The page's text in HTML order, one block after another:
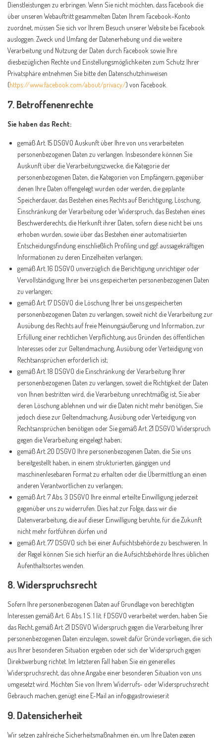
Dienstleistungen zu erbringen. Wenn Sie nicht möchten, dass Facebook die
über unseren Webauftritt gesammelten Daten Ihrem Facebook-Konto
zuordnet, müssen Sie sich vor Ihrem Besuch unserer Website bei Facebook
ausloggen. Zweck und Umfang der Datenerhebung und die weitere
Verarbeitung und Nutzung der Daten durch Facebook sowie Ihre
diesbezüglichen Rechte und Einstellungsmöglichkeiten zum Schutz Ihrer
Privatsphäre entnehmen Sie bitte den Datenschutzhinweisen
(https://www.facebook.com/about/privacy/) von Facebook.
7. Betroffenenrechte
Sie haben das Recht:
gemäß Art. 15 DSGVO Auskunft über Ihre von uns verarbeiteten
personenbezogenen Daten zu verlangen. Insbesondere können Sie
Auskunft über die Verarbeitungszwecke, die Kategorie der
personenbezogenen Daten, die Kategorien von Empfängern, gegenüber
denen Ihre Daten offengelegt wurden oder werden, die geplante
Speicherdauer, das Bestehen eines Rechts auf Berichtigung, Löschung,
Einschränkung der Verarbeitung oder Widerspruch, das Bestehen eines
Beschwerderechts, die Herkunft ihrer Daten, sofern diese nicht bei uns
erhoben wurden, sowie über das Bestehen einer automatisierten
Entscheidungsfindung einschließlich Profiling und ggf. aussagekräftigen
Informationen zu deren Einzelheiten verlangen;
gemäß Art. 16 DSGVO unverzüglich die Berichtigung unrichtiger oder
Vervollständigung Ihrer bei uns gespeicherten personenbezogenen Daten
zu verlangen;
gemäß Art. 17 DSGVO die Löschung Ihrer bei uns gespeicherten
personenbezogenen Daten zu verlangen, soweit nicht die Verarbeitung zur
Ausübung des Rechts auf freie Meinungsäußerung und Information, zur
Erfüllung einer rechtlichen Verpflichtung, aus Gründen des öffentlichen
Interesses oder zur Geltendmachung, Ausübung oder Verteidigung von
Rechtsansprüchen erforderlich ist;
gemäß Art. 18 DSGVO die Einschränkung der Verarbeitung Ihrer
personenbezogenen Daten zu verlangen, soweit die Richtigkeit der Daten
von Ihnen bestritten wird, die Verarbeitung unrechtmäßig ist, Sie aber
deren Löschung ablehnen und wir die Daten nicht mehr benötigen, Sie
jedoch diese zur Geltendmachung, Ausübung oder Verteidigung von
Rechtsansprüchen benötigen oder Sie gemäß Art. 21 DSGVO Widerspruch
gegen die Verarbeitung eingelegt haben;
gemäß Art. 20 DSGVO Ihre personenbezogenen Daten, die Sie uns
bereitgestellt haben, in einem strukturierten, gängigen und
maschinenlesebaren Format zu erhalten oder die Übermittlung an einen
anderen Verantwortlichen zu verlangen;
gemäß Art. 7 Abs. 3 DSGVO Ihre einmal erteilte Einwilligung jederzeit
gegenüber uns zu widerrufen. Dies hat zur Folge, dass wir die
Datenverarbeitung, die auf dieser Einwilligung beruhte, für die Zukunft
nicht mehr fortführen dürfen und
gemäß Art. 77 DSGVO sich bei einer Aufsichtsbehörde zu beschweren. In
der Regel können Sie sich hierfür an die Aufsichtsbehörde Ihres üblichen
Aufenthaltsortes wenden.
8. Widerspruchsrecht
Sofern Ihre personenbezogenen Daten auf Grundlage von berechtigten
Interessen gemäß Art. 6 Abs. 1 S. 1 lit. f DSGVO verarbeitet werden, haben Sie
das Recht, gemäß Art. 21 DSGVO Widerspruch gegen die Verarbeitung Ihrer
personenbezogenen Daten einzulegen, soweit dafür Gründe vorliegen, die sich
aus Ihrer besonderen Situation ergeben oder sich der Widerspruch gegen
Direktwerbung richtet. Im letzteren Fall haben Sie ein generelles
Widerspruchsrecht, das ohne Angabe einer besonderen Situation von uns
umgesetzt wird. Möchten Sie von Ihrem Widerrufs- oder Widerspruchsrecht
Gebrauch machen, genügt eine E-Mail an info@gastrowieser.it
9. Datensicherheit
Wir setzen zahlreiche Sicherheitsmaßnahmen ein, um Ihre Daten gegen